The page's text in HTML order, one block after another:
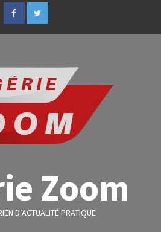
Zoom
D’ACTUALITÉ PRATIQUE